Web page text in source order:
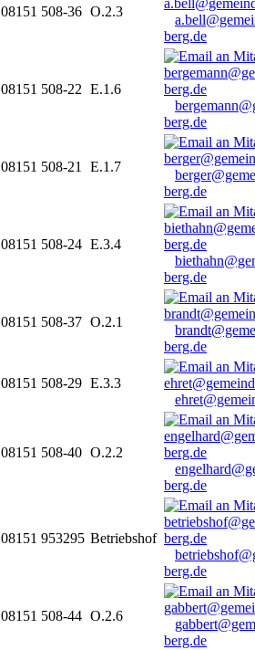
08151 508-36 O.2.3
berg.de
08151 508-22 E.1.6
berg.de
08151 508-21 E.1.7
berg.de
08151 508-24 E.3.4
berg.de
08151 508-37 O.2.1
berg.de
08151 508-29 E.3.3
08151 508-40 O.2.2
berg.de
08151 953295 Betriebshof
berg.de
08151 508-44 O.2.6
berg.de